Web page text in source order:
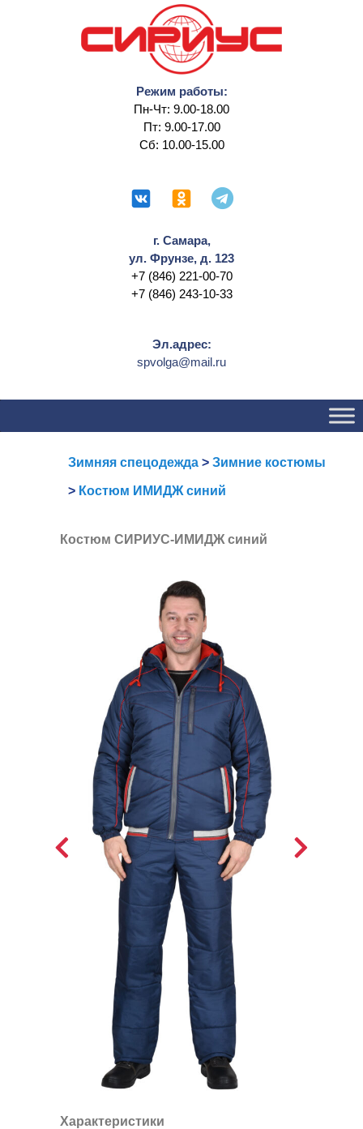
Режим работы:
Пн-Чт: 9.00-18.00
Пт: 9.00-17.00
Сб: 10.00-15.00
г. Самара,
ул. Фрунзе, д. 123
+7 (846) 221-00-70
+7 (846) 243-10-33
Эл.адрес:
spvolga@mail.ru
содержимому
содержимомуЗимняя спецодежда > Зимние костюмы
> Костюм ИМИДЖ синий
Костюм СИРИУС-ИМИДЖ синий
Характеристики